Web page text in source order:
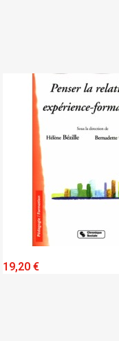
QUICK VIEW